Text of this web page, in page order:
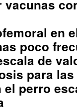
en
poco
de
para
perro